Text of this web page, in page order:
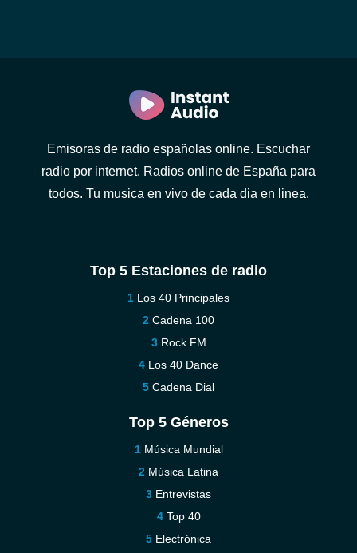
Emisoras de radio españolas online. Escuchar
radio por internet. Radios online de España para
todos. Tu musica en vivo de cada dia en linea.
Top 5 Estaciones de radio
Los 40 Principales
Cadena 100
Rock FM
Los 40 Dance
Cadena Dial
Top 5 Géneros
Música Mundial
Música Latina
Entrevistas
Top 40
Electrónica